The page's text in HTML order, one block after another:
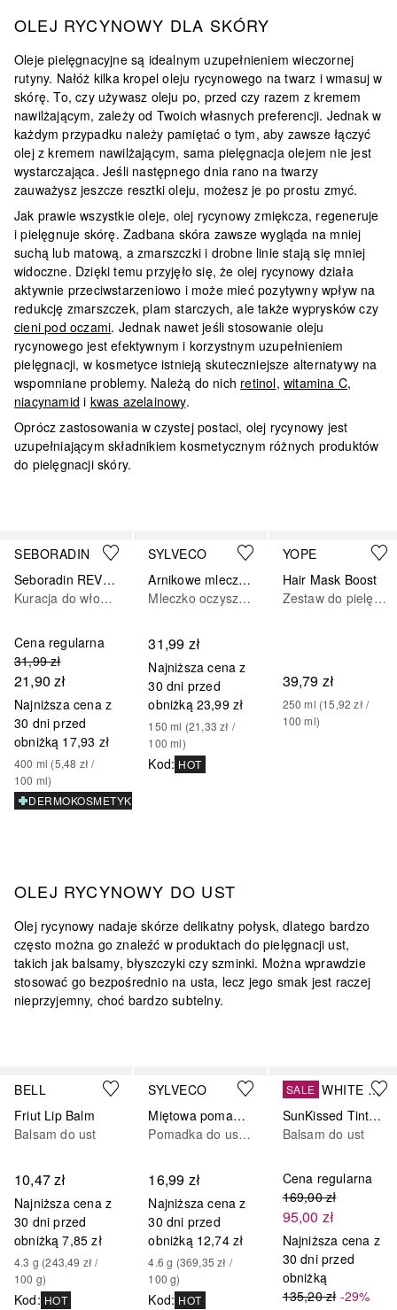
OLEJ RYCYNOWY DLA SKÓRY
Oleje pielęgnacyjne są idealnym uzupełnieniem wieczornej
rutyny. Nałóż kilka kropel oleju rycynowego na twarz i wmasuj w
skórę. To, czy używasz oleju po, przed czy razem z kremem
nawilżającym, zależy od Twoich własnych preferencji. Jednak w
każdym przypadku należy pamiętać o tym, aby zawsze łączyć
olej z kremem nawilżającym, sama pielęgnacja olejem nie jest
wystarczająca. Jeśli następnego dnia rano na twarzy
zauważysz jeszcze resztki oleju, możesz je po prostu zmyć.
Jak prawie wszystkie oleje, olej rycynowy zmiękcza, regeneruje
i pielęgnuje skórę. Zadbana skóra zawsze wygląda na mniej
suchą lub matową, a zmarszczki i drobne linie stają się mniej
widoczne. Dzięki temu przyjęło się, że olej rycynowy działa
aktywnie przeciwstarzeniowo i może mieć pozytywny wpływ na
redukcję zmarszczek, plam starczych, ale także wyprysków czy
cieni pod oczami. Jednak nawet jeśli stosowanie oleju
rycynowego jest efektywnym i korzystnym uzupełnieniem
pielęgnacji, w kosmetyce istnieją skuteczniejsze alternatywy na
wspomniane problemy. Należą do nich retinol,witamina C,
niacynamid i kwas azelainowy.
Oprócz zastosowania w czystej postaci, olej rycynowy jest
uzupełniającym składnikiem kosmetycznym różnych produktów
do pielęgnacji skóry.
SEBORADIN
Seboradin REVITALIZING Balsam
Kuracja do włosów
Cena regularna
31,99 zł
21,90 zł
Najniższa cena z
30 dni przed
obniżką 17,93 zł
400 ml (5,48 zł /
100 ml)
DERMOKOSMETYK
SYLVECO
Arnikowe mleczko oczyszczające
Mleczko oczyszczające
31,99 zł
Najniższa cena z
30 dni przed
obniżką 23,99 zł
150 ml (21,33 zł /
100 ml)
Kod: HOT
YOPE
Hair Mask Boost
Zestaw do pielęgnacji włosów
39,79 zł
250 ml (15,92 zł /
100 ml)
OLEJ RYCYNOWY DO UST
Olej rycynowy nadaje skórze delikatny połysk, dlatego bardzo
często można go znaleźć w produktach do pielęgnacji ust,
takich jak balsamy, błyszczyki czy szminki. Można wprawdzie
stosować go bezpośrednio na usta, lecz jego smak jest raczej
nieprzyjemny, choć bardzo subtelny.
BELL
Friut Lip Balm
Balsam do ust
10,47 zł
Najniższa cena z
30 dni przed
obniżką 7,85 zł
4.3 g (243,49 zł /
100 g)
Kod: HOT
SYLVECO
Miętowa pomadka z peelingiem
Pomadka do ust w sztyfcie
16,99 zł
Najniższa cena z
30 dni przed
obniżką 12,74 zł
4.6 g (369,35 zł /
100 g)
Kod: HOT
PURE WHITE COSMETICS
SunKissed Tinted Lip Shimmer Balm SPF20
Balsam do ust
Cena regularna
169,00 zł
95,00 zł
Najniższa cena z
30 dni przed
obniżką
135,20 zł-29%
SALE